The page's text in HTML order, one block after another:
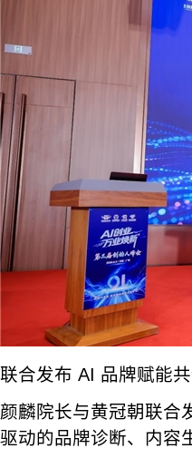
联合发布 AI 品牌赋能共
颜麟院长与黄冠朝联合
驱动的品牌诊断、内容